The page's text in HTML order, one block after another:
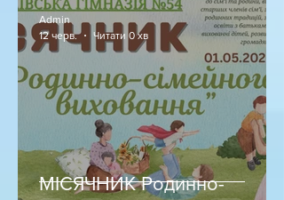
МІСЯЧНИК Родинно-
Admin
12 черв.
Читати 0 хв